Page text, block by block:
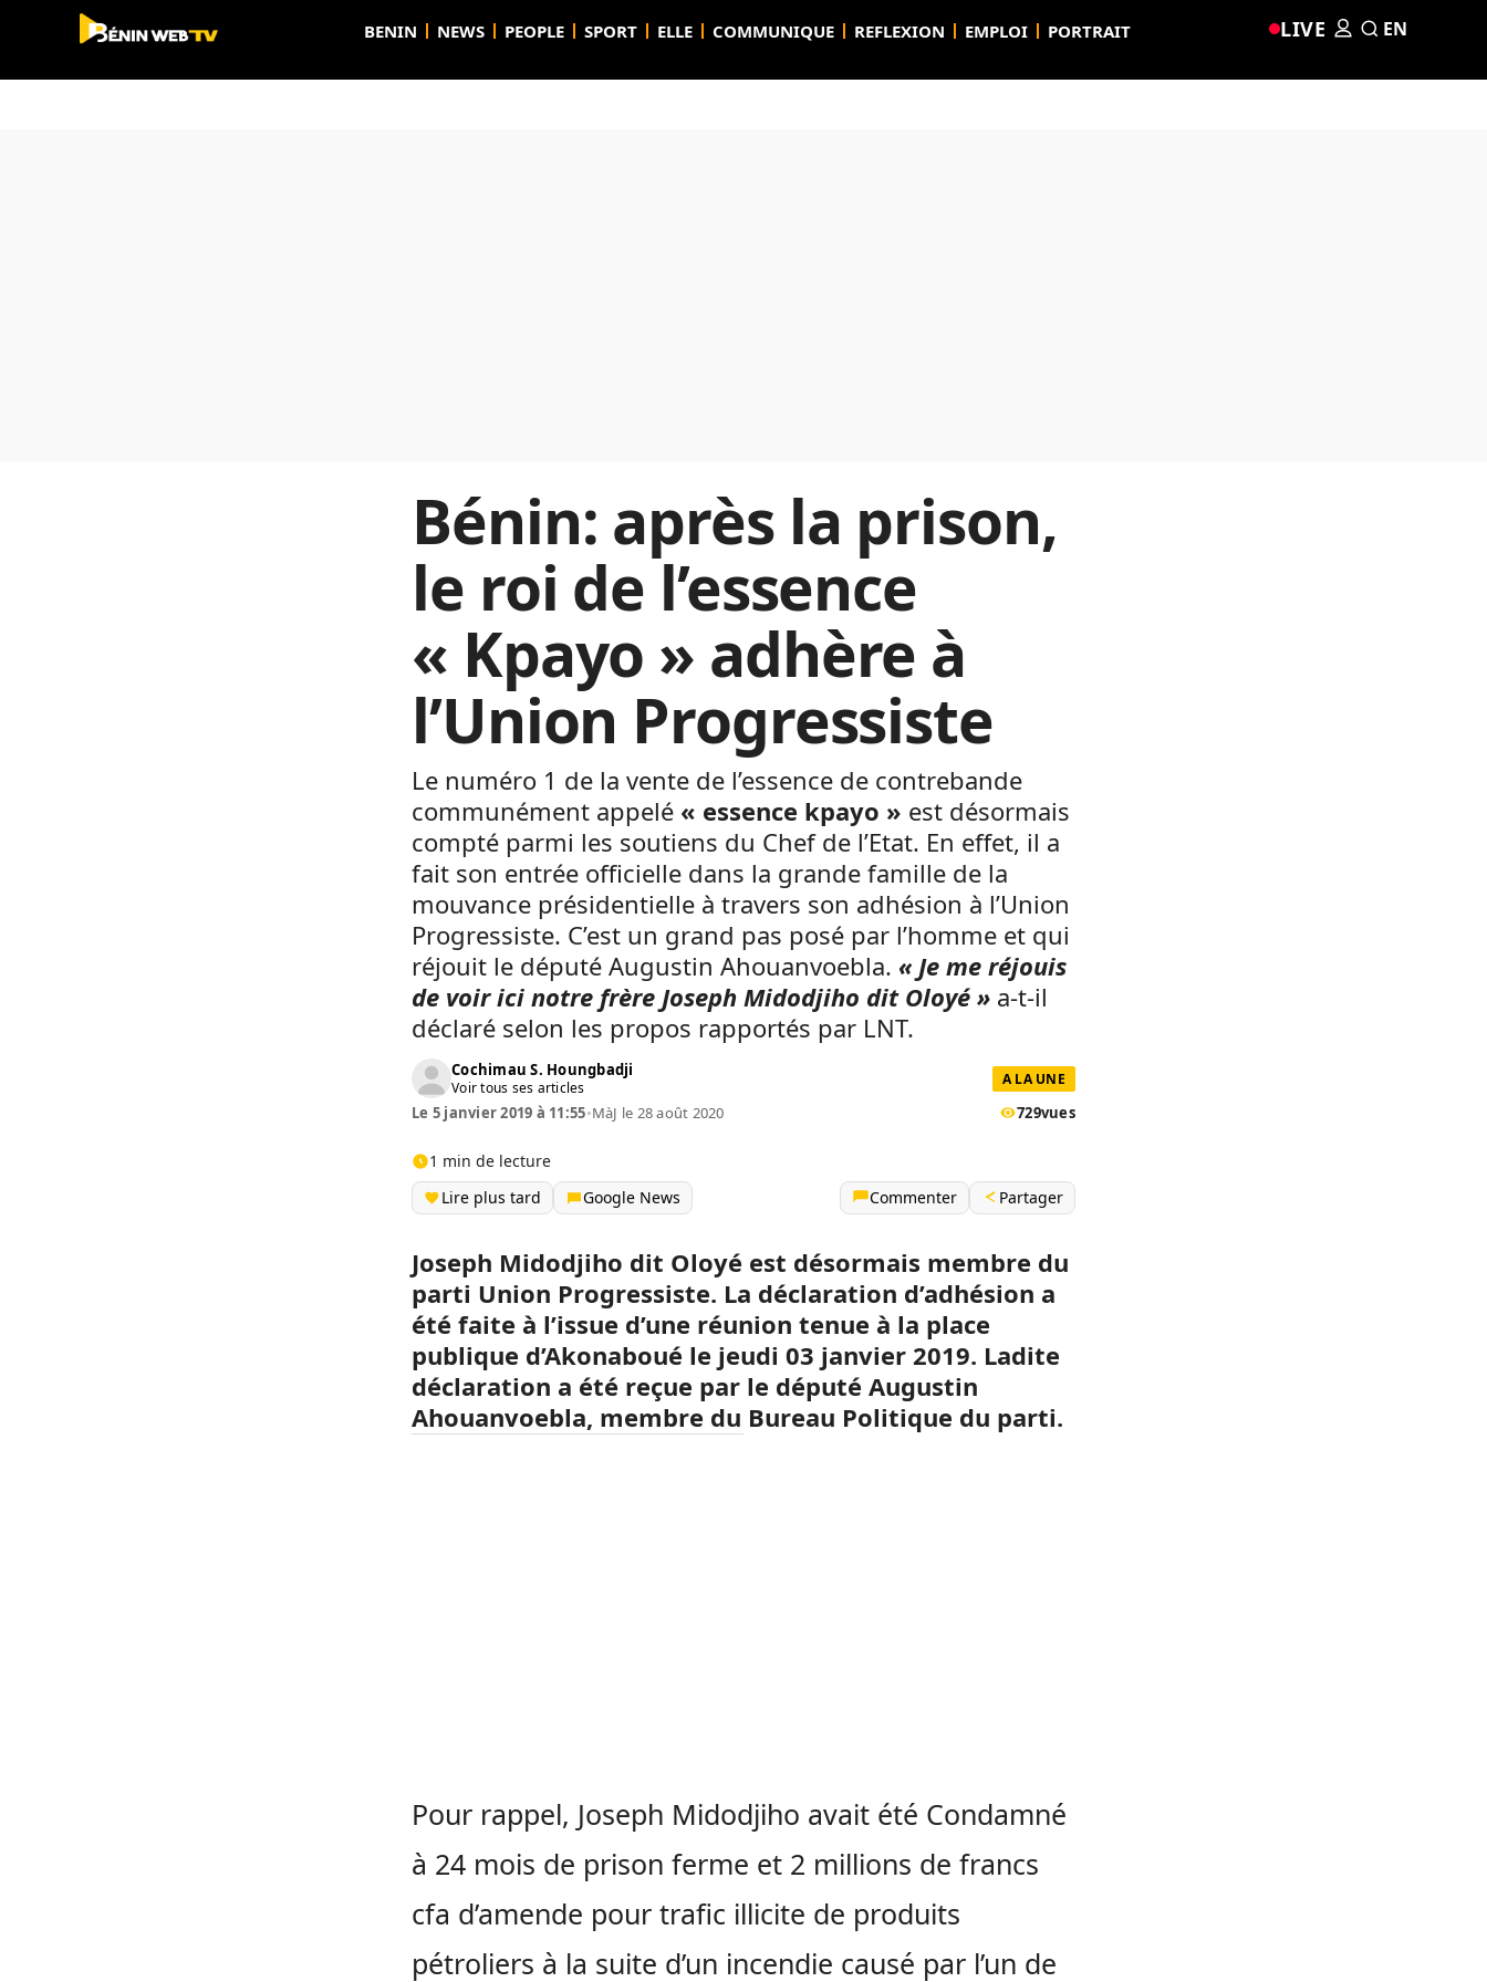
BENIN NEWS PEOPLE SPORT ELLE COMMUNIQUE REFLEXION EMPLOI PORTRAIT LIVE EN
Bénin: après la prison,
le roi de l’essence
« Kpayo » adhère à
l’Union Progressiste
Le numéro 1 de la vente de l’essence de contrebande
communément appelé « essence kpayo » est désormais
compté parmi les soutiens du Chef de l’Etat. En effet, il a
fait son entrée officielle dans la grande famille de la
mouvance présidentielle à travers son adhésion à l’Union
Progressiste. C’est un grand pas posé par l’homme et qui
réjouit le député Augustin Ahouanvoebla. « Je me réjouis
de voir ici notre frère Joseph Midodjiho dit Oloyé » a-t-il
déclaré selon les propos rapportés par LNT.
Cochimau S. Houngbadji
Voir tous ses articles A LA UNE
Le 5 janvier 2019 à 11:55•MàJ le 28 août 2020 729vues
1 min de lecture
Lire plus tard
Google News Commenter Partager
Joseph Midodjiho dit Oloyé est désormais membre du
parti Union Progressiste. La déclaration d’adhésion a
été faite à l’issue d’une réunion tenue à la place
publique d’Akonaboué le jeudi 03 janvier 2019. Ladite
déclaration a été reçue par le député Augustin
Ahouanvoebla, membre du Bureau Politique du parti.
Pour rappel, Joseph Midodjiho avait été Condamné
à 24 mois de prison ferme et 2 millions de francs
cfa d’amende pour trafic illicite de produits
pétroliers à la suite d’un incendie causé par l’un de